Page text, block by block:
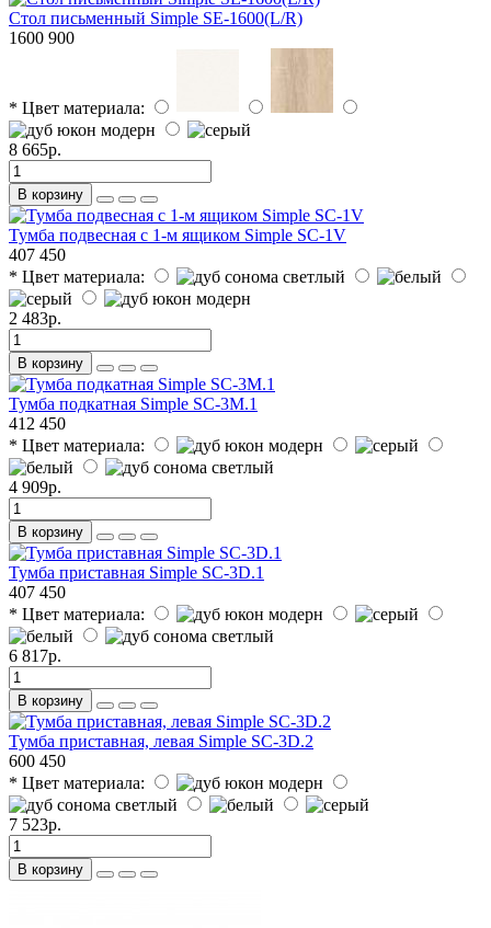
Стол письменный Simple SE-1600(L/R)
1600 900
* Цвет материала:
8 665р.
В корзину
Тумба подвесная с 1-м ящиком Simple SC-1V
407 450
* Цвет материала:
2 483р.
В корзину
Тумба подкатная Simple SC-3M.1
412 450
* Цвет материала:
4 909р.
В корзину
Тумба приставная Simple SC-3D.1
407 450
* Цвет материала:
6 817р.
В корзину
Тумба приставная, левая Simple SC-3D.2
600 450
* Цвет материала:
7 523р.
В корзину